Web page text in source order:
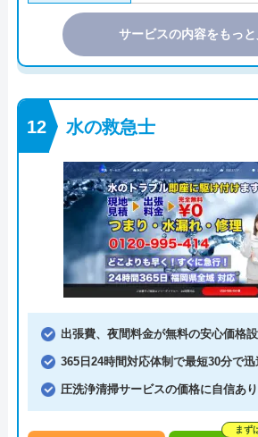
サービスの内容をもっ
水の救急士
出張費、夜間料金が無料の安心価格
365日24時間対応体制で最短30分で
圧洗浄清掃サービスの価格に自信あり
まず